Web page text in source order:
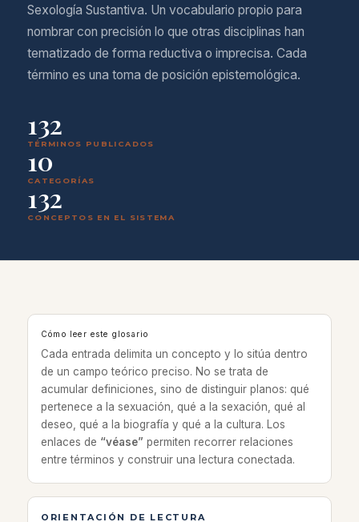
Sexología Sustantiva. Un vocabulario propio para
nombrar con precisión lo que otras disciplinas han
tematizado de forma reductiva o imprecisa. Cada
término es una toma de posición epistemológica.
132
TÉRMINOS PUBLICADOS
10
CATEGORÍAS
132
CONCEPTOS EN EL SISTEMA
Cómo leer este glosario
Cada entrada delimita un concepto y lo sitúa dentro
de un campo teórico preciso. No se trata de
acumular definiciones, sino de distinguir planos: qué
pertenece a la sexuación, qué a la sexación, qué al
deseo, qué a la biografía y qué a la cultura. Los
enlaces de “véase” permiten recorrer relaciones
entre términos y construir una lectura conectada.
ORIENTACIÓN DE LECTURA